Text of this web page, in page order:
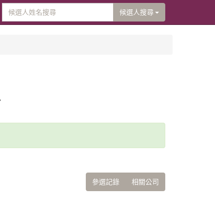
候選人搜尋
參選記錄 相關公司